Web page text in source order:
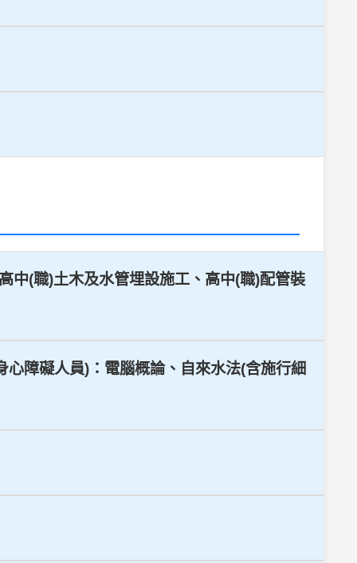
中(職)土木及水管埋設施工、高中(職)配管裝
障礙人員)：電腦概論、自來水法(含施行細